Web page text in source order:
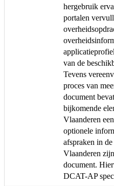
hergebruik
portalen
van de
Tevens
proces van
document
bijkomende
Vlaanderen
optionele
afspraken in
Vlaanderen
document.
DCAT-AP